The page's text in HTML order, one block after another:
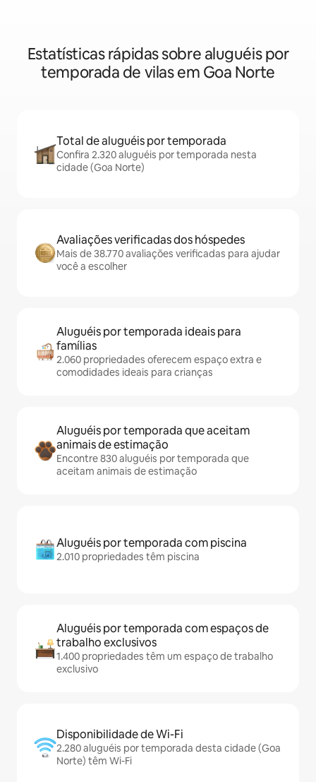
Estatísticas rápidas sobre aluguéis por
temporada de vilas em Goa Norte
Total de aluguéis por temporada
Confira 2.320 aluguéis por temporada nesta
cidade (Goa Norte)
Avaliações verificadas dos hóspedes
Mais de 38.770 avaliações verificadas para ajudar
você a escolher
Aluguéis por temporada ideais para
famílias
2.060 propriedades oferecem espaço extra e
comodidades ideais para crianças
Aluguéis por temporada que aceitam
animais de estimação
Encontre 830 aluguéis por temporada que
aceitam animais de estimação
Aluguéis por temporada com piscina
2.010 propriedades têm piscina
Aluguéis por temporada com espaços de
trabalho exclusivos
1.400 propriedades têm um espaço de trabalho
exclusivo
Disponibilidade de Wi-Fi
2.280 aluguéis por temporada desta cidade (Goa
Norte) têm Wi-Fi